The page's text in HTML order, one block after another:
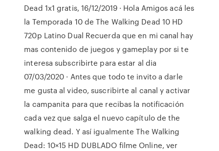
Dead 1x1 gratis, 16/12/2019 · Hola Amigos acá les
la Temporada 10 de The Walking Dead 10 HD
720p Latino Dual Recuerda que en mi canal hay
mas contenido de juegos y gameplay por si te
interesa subscribirte para estar al dia
07/03/2020 · Antes que todo te invito a darle
me gusta al video, suscribirte al canal y activar
la campanita para que recibas la notificación
cada vez que salga el nuevo capítulo de the
walking dead. Y así igualmente The Walking
Dead: 10×15 HD DUBLADO filme Online, ver